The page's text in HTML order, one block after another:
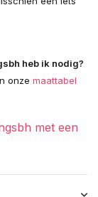
Uitverkocht
heb ik nodig?
onze maattabel
met een